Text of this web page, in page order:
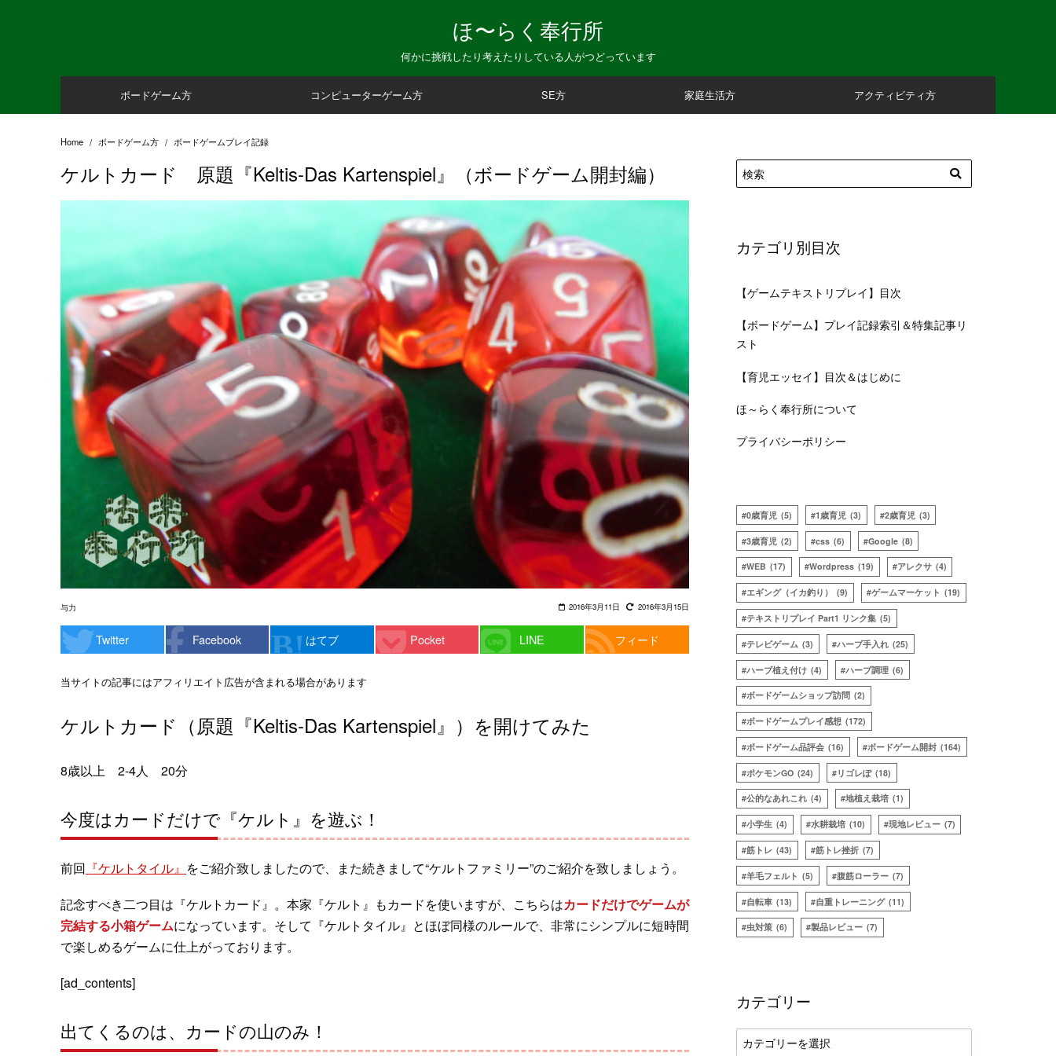
ほ〜らく奉行所
何かに挑戦したり考えたりしている人がつどっています
ボードゲーム方 コンピューターゲーム方 SE方 家庭生活方 アクティビティ方
Home ボードゲーム方 ボードゲームプレイ記録
ケルトカード 原題『Keltis‐Das Kartenspiel』（ボードゲーム開封編）
与力 2016年3月11日 2016年3月15日
Twitter Facebook はてブ Pocket LINE フィード
当サイトの記事にはアフィリエイト広告が含まれる場合があります
ケルトカード（原題『Keltis‐Das Kartenspiel』）を開けてみた
8歳以上 2-4人 20分
今度はカードだけで『ケルト』を遊ぶ！
前回 『ケルトタイル』 をご紹介致しましたので、また続きまして“ケルトファミリー”のご紹介を致しましょう。
記念すべき二つ目は『ケルトカード』。本家『ケルト』もカードを使いますが、こちらはカードだけでゲームが
完結する小箱ゲームになっています。そして『ケルトタイル』とほぼ同様のルールで、非常にシンプルに短時間
で楽しめるゲームに仕上がっております。
[ad_contents]
出てくるのは、カードの山のみ！
カテゴリ別目次
【ゲームテキストリプレイ】目次
【ボードゲーム】プレイ記録索引＆特集記事リ
スト
【育児エッセイ】目次＆はじめに
ほ～らく奉行所について
プライバシーポリシー
0歳育児 (5) 1歳育児 (3) 2歳育児 (3)
3歳育児 (2) css (6) Google (8)
WEB (17) Wordpress (19) アレクサ (4)
エギング（イカ釣り） (9) ゲームマーケット (19)
テキストリプレイ Part1 リンク集 (5)
テレビゲーム (3) ハーブ手入れ (25)
ハーブ植え付け (4) ハーブ調理 (6)
ボードゲームショップ訪問 (2)
ボードゲームプレイ感想 (172)
ボードゲーム品評会 (16) ボードゲーム開封 (164)
ポケモンGO (24) リゴレぽ (18)
公的なあれこれ (4) 地植え栽培 (1)
小学生 (4) 水耕栽培 (10) 現地レビュー (7)
筋トレ (43) 筋トレ挫折 (7)
羊毛フェルト (5) 腹筋ローラー (7)
自転車 (13) 自重トレーニング (11)
虫対策 (6) 製品レビュー (7)
カテゴリー
カ